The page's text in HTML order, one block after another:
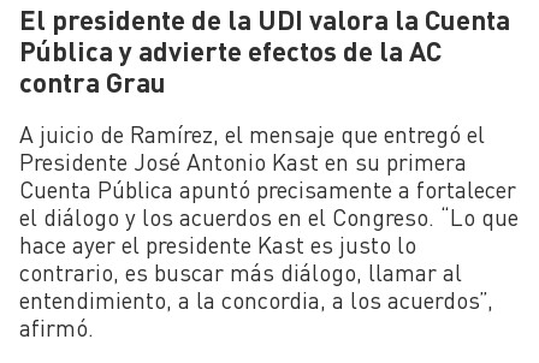
El presidente de la UDI valora la Cuenta
Pública y advierte efectos de la AC
contra Grau
A juicio de Ramírez, el mensaje que entregó el
Presidente José Antonio Kast en su primera
Cuenta Pública apuntó precisamente a fortalecer
el diálogo y los acuerdos en el Congreso. “Lo que
hace ayer el presidente Kast es justo lo
contrario, es buscar más diálogo, llamar al
entendimiento, a la concordia, a los acuerdos”,
afirmó.